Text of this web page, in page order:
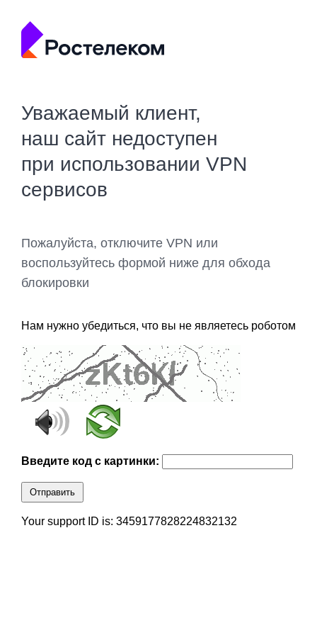
Уважаемый клиент,
наш сайт недоступен
при использовании VPN
сервисов
Пожалуйста, отключите VPN или
воспользуйтесь формой ниже для обхода
блокировки
Нам нужно убедиться, что вы не являетесь роботом
Введите код с картинки:
Отправить
Your support ID is: 3459177828224832132